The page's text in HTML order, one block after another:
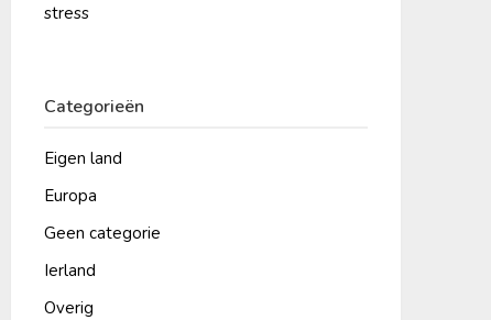
stress
Categorieën
Eigen land
Europa
Geen categorie
Ierland
Overig